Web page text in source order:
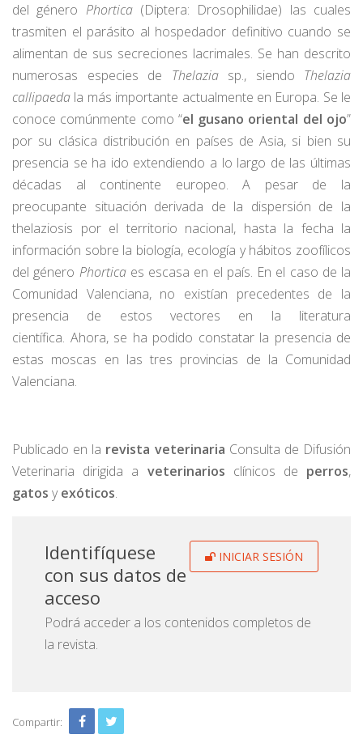
del género Phortica(Diptera: Drosophilidae) las cuales
trasmiten el parásito al hospedador definitivo cuando se
alimentan de sus secreciones lacrimales. Se han descrito
numerosas especies de Thelaziasp., siendo Thelazia
callipaeda la más importante actualmente en Europa. Se le
conoce comúnmente como “el gusano oriental del ojo”
por su clásica distribución en países de Asia, si bien su
presencia se ha ido extendiendo a lo largo de las últimas
décadas al continente europeo. A pesar de la
preocupante situación derivada de la dispersión de la
thelaziosis por el territorio nacional, hasta la fecha la
información sobre la biología, ecología y hábitos zoofílicos
del género Phorticaes escasa en el país. En el caso de la
Comunidad Valenciana, no existían precedentes de la
presencia de estos vectores en la literatura
científica. Ahora, se ha podido constatar la presencia de
estas moscas en las tres provincias de la Comunidad
Valenciana.
Publicado en la revista veterinaria Consulta de Difusión
Veterinaria dirigida a veterinarios clínicos de perros,
gatos yexóticos.
INICIAR SESIÓN
Identifíquese
con sus datos de
acceso
Podrá acceder a los contenidos completos de
la revista.
Compartir: